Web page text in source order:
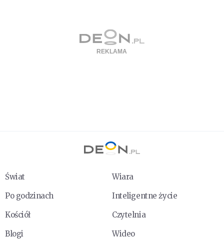
Świat
Wiara
Po godzinach
Inteligentne życie
Kościół
Czytelnia
Blogi
Wideo